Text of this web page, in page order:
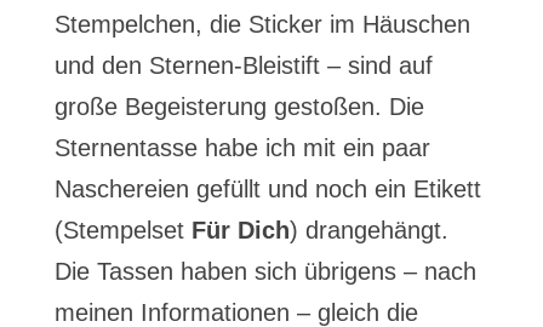
Stempelchen, die Sticker im Häuschen
und den Sternen-Bleistift – sind auf
große Begeisterung gestoßen. Die
Sternentasse habe ich mit ein paar
Naschereien gefüllt und noch ein Etikett
(Stempelset Für Dich) drangehängt.
Die Tassen haben sich übrigens – nach
meinen Informationen – gleich die